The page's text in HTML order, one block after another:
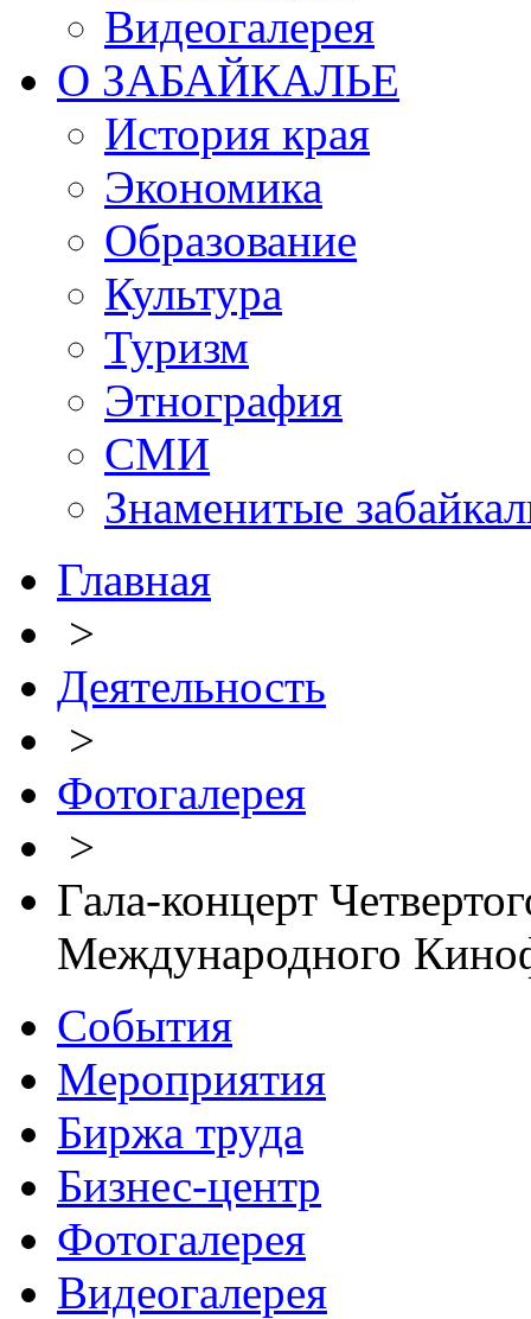
Видеогалерея
О ЗАБАЙКАЛЬЕ
История края
Экономика
Образование
Культура
Туризм
Этнография
СМИ
Знаменитые
Главная
>
Деятельность
>
Фотогалерея
>
Гала-концерт
Международного
События
Мероприятия
Биржа труда
Бизнес-центр
Фотогалерея
Видеогалерея